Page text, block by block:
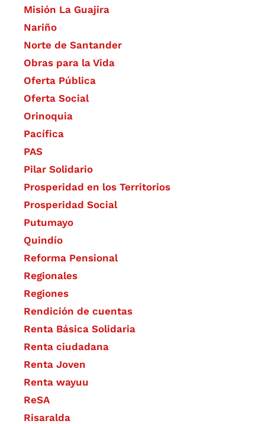
Misión La Guajira
Nariño
Norte de Santander
Obras para la Vida
Oferta Pública
Oferta Social​​
Orinoquia
Pacífica
PAS
Pilar Solidario
Prosperidad en los Territorios
Prosperidad Social
Putumayo
Quindío
Reforma Pensional
Regionales
Regiones
Rendición de cuentas
Renta Básica Solidaria
Renta ciudadana
Renta Joven
Renta wayuu
ReSA
Risaralda